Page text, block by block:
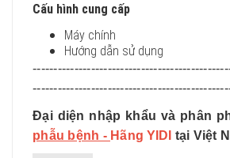
Cấu hình cung cấp
Máy chính
Hướng dẫn sử dụng
Đại diện nhập khẩu và phân
phẫu bệnh - HãngYIDI tại Việt